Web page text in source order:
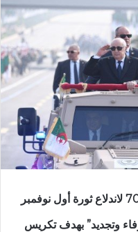
تميزت سنة 2024 بإحياء الذكرى ال70 لاندلاع ثورة أول نوفمبر
وتجديد” بهدف تكريس